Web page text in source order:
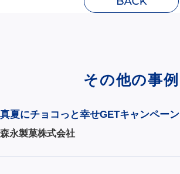
その他の事例
真夏にチョコっと幸せGETキャンペーン
森永製菓株式会社